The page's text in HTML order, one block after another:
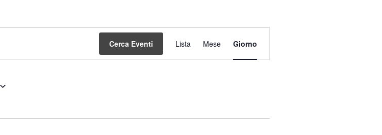
Cerca Eventi
Viste
Lista Mese Giorno